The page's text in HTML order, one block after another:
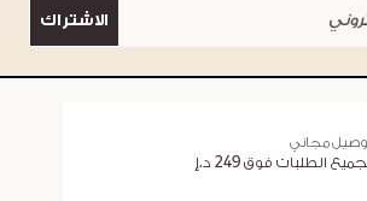
الاشتراك
مجاني
الطلبات فوق 249 د.إ